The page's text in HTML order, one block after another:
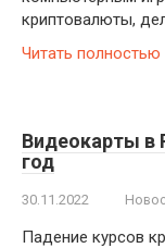
криптовалюты,
Читать полностью
Видеокарты в
год
30.11.2022
Падение курсов